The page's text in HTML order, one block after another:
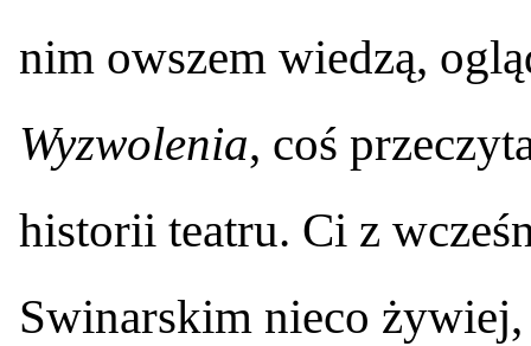
nim owszem wiedzą,
Wyzwolenia, coś
historii teatru. Ci z
Swinarskim nieco